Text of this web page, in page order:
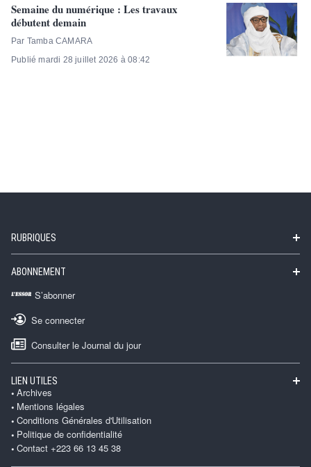
Semaine du numérique : Les travaux
débutent demain
Par Tamba CAMARA
Publié mardi 28 juillet 2026 à 08:42
RUBRIQUES
ABONNEMENT
S’abonner
Se connecter
Consulter le Journal du jour
LIEN UTILES
Archives
Mentions légales
Conditions Générales d'Utilisation
Politique de confidentialité
Contact +223 66 13 45 38